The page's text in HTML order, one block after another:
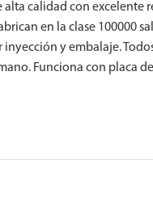
calidad con excelente
en la clase 100000
y embalaje.
Funciona con placa